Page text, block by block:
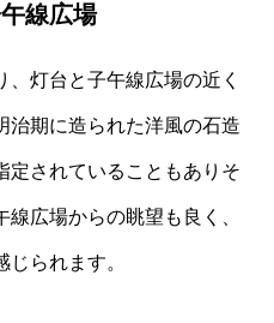
線広場
灯台と子午線広場の近く
治期に造られた洋風の石造
定されていることもありそ
広場からの眺望も良く、
られます。